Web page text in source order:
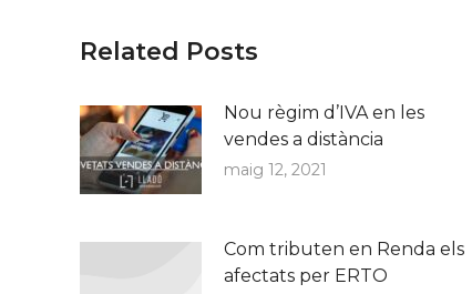
Related Posts
Nou règim d’IVA en les
vendes a distància
maig 12, 2021
Com tributen en Renda els
afectats per ERTO